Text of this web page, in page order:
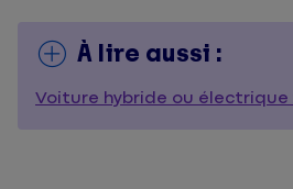
À lire aussi :
Voiture hybride ou électrique